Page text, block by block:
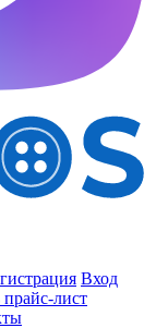
Вход
прайс-лист